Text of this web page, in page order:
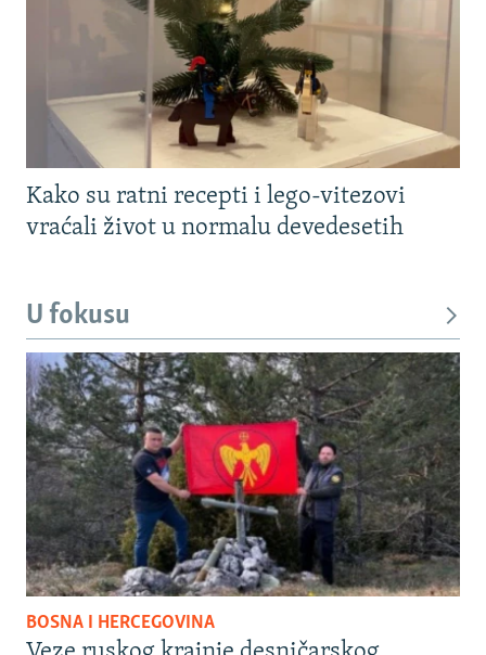
Kako su ratni recepti i lego-vitezovi
vraćali život u normalu devedesetih
U fokusu
BOSNA I HERCEGOVINA